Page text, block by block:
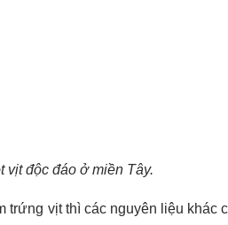
vịt độc đáo ở miền Tây.
vịt thì các nguyên liệu khác